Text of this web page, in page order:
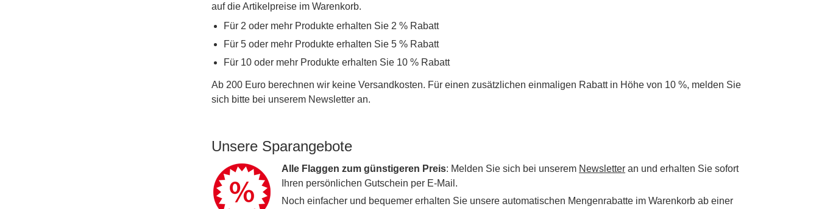
auf die Artikelpreise im Warenkorb.
Für 2 oder mehr Produkte erhalten Sie 2 % Rabatt
Für 5 oder mehr Produkte erhalten Sie 5 % Rabatt
Für 10 oder mehr Produkte erhalten Sie 10 % Rabatt
Ab 200 Euro berechnen wir keine Versandkosten. Für einen zusätzlichen einmaligen Rabatt in Höhe von 10 %, melden Sie
sich bitte bei unserem Newsletter an.
Unsere Sparangebote
Alle Flaggen zum günstigeren Preis: Melden Sie sich bei unserem Newsletter an und erhalten Sie sofort
Ihren persönlichen Gutschein per E-Mail.
Noch einfacher und bequemer erhalten Sie unsere automatischen Mengenrabatte im Warenkorb ab einer